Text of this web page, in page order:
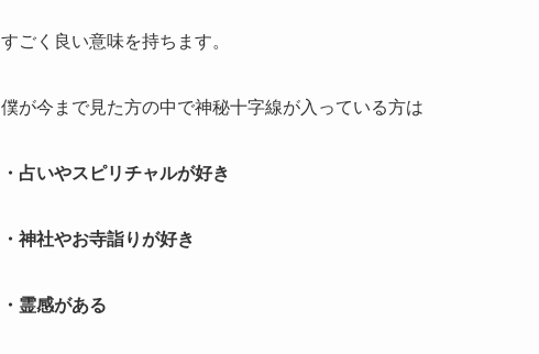
すごく良い意味を持ちます。
僕が今まで見た方の中で神秘十字線が入っている方は
・占いやスピリチャルが好き
・神社やお寺詣りが好き
・霊感がある